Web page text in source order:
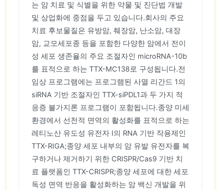
는 암 치료 및 식별을 위한 약물 및 진단법 개발
및 상업화에 중점을 두고 있습니다.회사의 주요
치료 후보물질은 유방암, 췌장암, 난소암, 대장
암, 교모세포종 등을 포함한 다양한 암에서 전이
성 세포 생존율의 주요 조절자인 microRNA-10b
를 표적으로 하는 TTX-MC138로 구성됩니다.전
임상 프로그램에는 프로그램된 사멸 리간드 1의
siRNA 기반 조절자인 TTX-siPDL1과 두 가지 적
응증 ​​불가지론 프로그램이 포함됩니다.종양 미세
환경에서 선천적 면역의 활성화를 표적으로 하는
레티노산 유도성 유전자 I의 RNA 기반 작용제인
TTX-RIGA;종양 세포 내부의 암 유발 유전자를 복
구하거나 제거하기 위한 CRISPR/Cas9 기반 치
료 플랫폼인 TTX-CRISPR;종양 세포에 대한 세포
독성 면역 반응을 활성화하는 암 백신 개발을 위